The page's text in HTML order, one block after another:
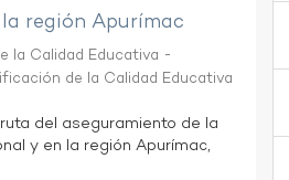
región Apurímac
la Calidad Educativa -
de la Calidad Educativa
del aseguramiento de la
y en la región Apurímac,